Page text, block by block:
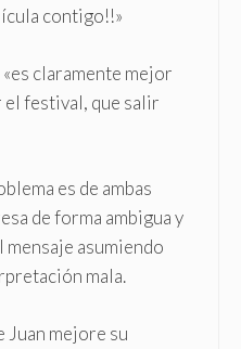
contigo!!»
claramente mejor
el festival, que salir
es de ambas
de forma ambigua y
asumiendo
mala.
Juan mejore su